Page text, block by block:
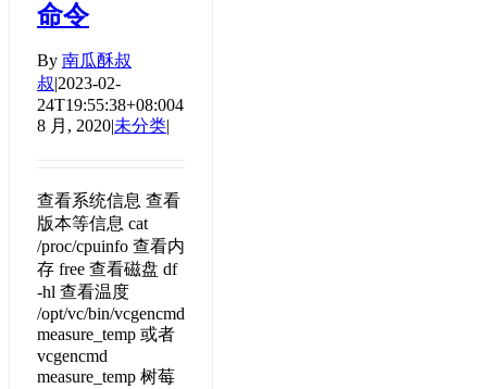
命令
By 南瓜酥叔
叔|2023-02-
24T19:55:38+08:004
8 月, 2020|未分类|
查看系统信息 查看
版本等信息 cat
/proc/cpuinfo 查看内
存 free 查看磁盘 df
-hl 查看温度
/opt/vc/bin/vcgencmd
measure_temp 或者
vcgencmd
measure_temp 树莓